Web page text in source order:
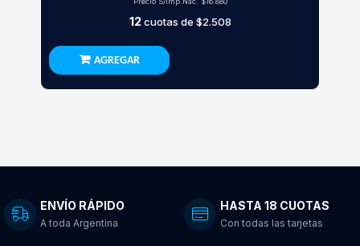
12cuotas de $2.508
AGREGAR
ENVÍO RÁPIDO
A toda Argentina
HASTA 18 CUOTAS
Con todas las tarjetas